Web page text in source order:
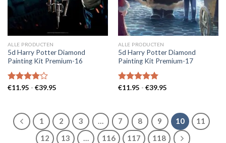
ALLE PRODUCTEN
5d Harry Potter Diamond
Painting Kit Premium-16
Gewaardeerd
€11.95 - €39.95Prijsklasse:
ALLE PRODUCTEN
5d Harry Potter Diamond
Painting Kit Premium-17
Gewaardeerd
€11.95 - €39.95Prijsklasse:
1 2 3 … 7 8 9 10
11
12
13 … 116 117 118